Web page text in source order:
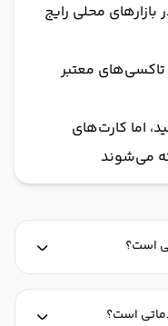
بازارهای محلی رایج
معتبر
اما کارت‌های
می‌شوند
است؟